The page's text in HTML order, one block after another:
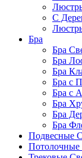
С
Бра
Бра
Бра
Бра
Бра с
Бра с
Бра
Бра
Бра
Подвесные
Потолочные